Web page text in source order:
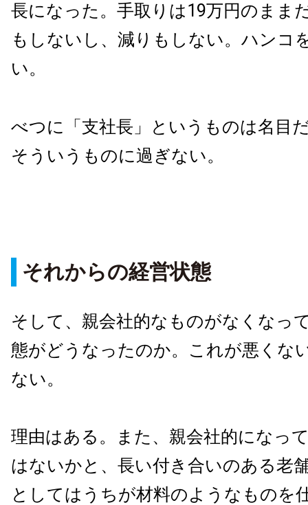
長になった。手取りは19万円のまま
もしないし、減りもしない。ハンコ
い。
べつに「支社長」というものは名目
そういうものに過ぎない。
それからの経営状態
そして、親会社的なものがなくなっ
態がどうなったのか。これが悪くな
ない。
理由はある。また、親会社的になっ
はないかと、長い付き合いのある老
としてはうちが材料のようなものを